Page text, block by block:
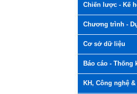
Chiến lược - Kế
Chương trình -
Cơ sở dữ liệu
Báo cáo - Thống
KH, Công nghệ &